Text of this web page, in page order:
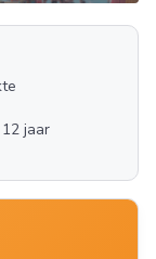
jaar